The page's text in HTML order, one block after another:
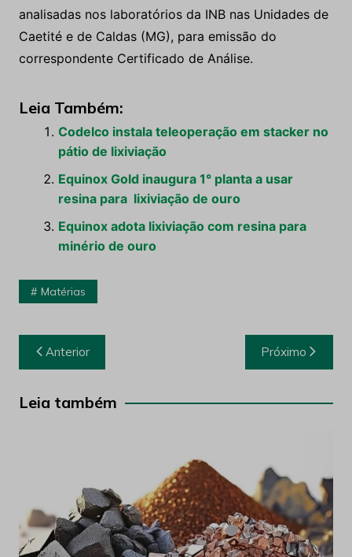
analisadas nos laboratórios da INB nas Unidades de
Caetité e de Caldas (MG), para emissão do
correspondente Certificado de Análise.
Leia Também:
Codelco instala teleoperação em stacker no
pátio de lixiviação
Equinox Gold inaugura 1° planta a usar
resina para lixiviação de ouro
Equinox adota lixiviação com resina para
minério de ouro
Matérias
Navegação
de
Post
Anterior Próximo
Leia também